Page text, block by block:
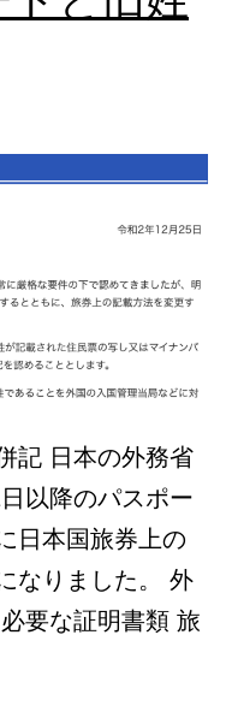
記 日本の外務省
以降のパスポー
日本国旅券上の
なりました。 外
要な証明書類 旅